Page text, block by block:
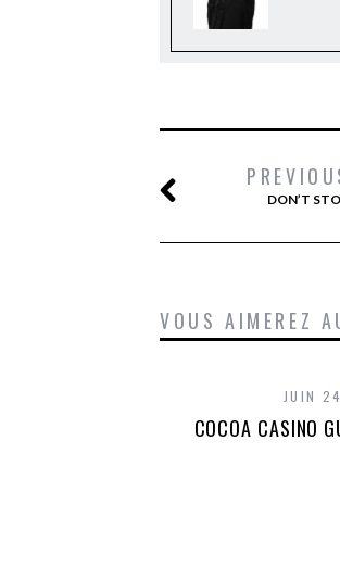
DON’T
VOUS AIMEREZ
JUIN
COCOA CASINO